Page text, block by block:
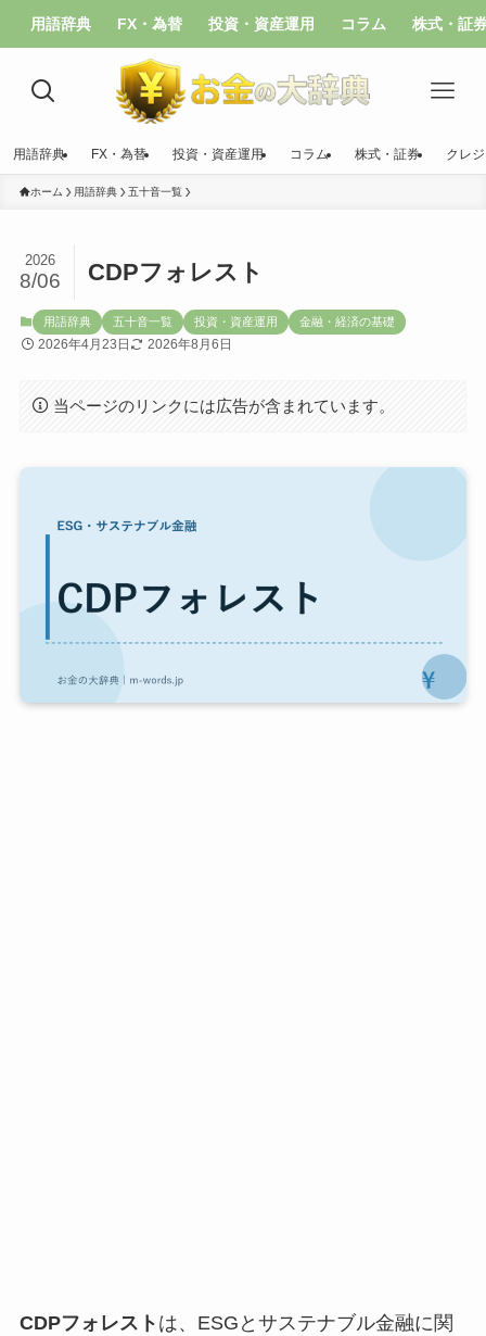
用語辞典 FX・為替 投資・資産運用 コラム 株式・証
用語辞典 FX・為替 投資・資産運用 コラム 株式・証券 クレ
ホーム 用語辞典 五十音一覧
CDPフォレスト
2026
8/06
用語辞典 五十音一覧 投資・資産運用 金融・経済の基礎
2026年4月23日 2026年8月6日
当ページのリンクには広告が含まれています。
CDPフォレスト は、ESGとサステナブル金融に関